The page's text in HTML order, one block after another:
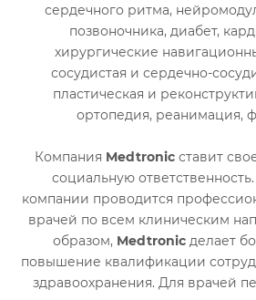
сердечного ритма,
позвоночника, диабет,
хирургические
сосудистая и сердечно-
пластическая и
ортопедия, реанимация,
Компания Medtronic ставит
социальную
компании проводится
врачей по всем клиническим
образом, Medtronic делает
повышение квалификации
здравоохранения. Для врачей